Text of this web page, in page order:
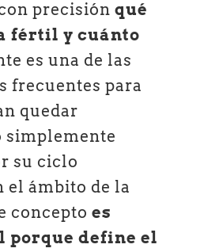
precisiónqué
fértil y cuánto
es una de las
frecuentes para
quedar
simplemente
su ciclo
el ámbito de la
conceptoes
porque define el